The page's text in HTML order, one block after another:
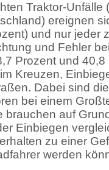
Traktor-Unfälle
ereignen
und nur jeder
und Fehler
Prozent und 40,8
Kreuzen,
Dabei sind
bei einem
brauchen auf
Einbiegen
zu einer
werden